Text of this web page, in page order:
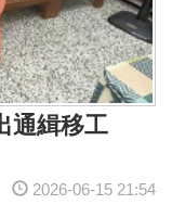
通緝移工
2026-06-15 21:54